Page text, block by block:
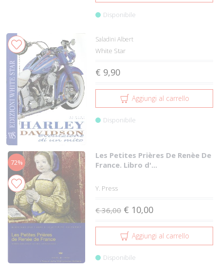
Disponibile
Saladini Albert
White Star
€ 9,90
Aggiungi al carrello
Disponibile
72%
Les Petites Prières De Renèe De
France. Libro d'...
Y. Press
€ 36,00 € 10,00
Aggiungi al carrello
Disponibile